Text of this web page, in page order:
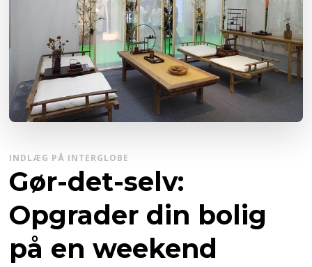
INDLÆG PÅ INTERGLOBE
Gør-det-selv:
Opgrader din bolig
på en weekend